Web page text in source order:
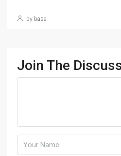
by base
Join The